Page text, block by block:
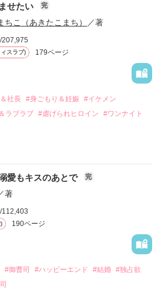
を抱いていた美桜。
かけに二人の関係は壊れてしまう。
美桜は両親の離婚によって
とも離れ離れになった。
たくないと思っていた哲平に
。
てしまった。
知った哲平は
』と真っ直ぐに告げてきた。
きという気持ちを隠すことなく
がストーカー被害に
居を提案してきて――。
)
せたい
完
ちこ（あきたこまち） ／著
207,975
スラブ) 179ページ
社長 #身ごもり＆妊娠 #イケメン
ラブラブ #虐げられヒロイン
#ワンナイト
職場でうまくいかなかった梅田美
ていたところ、日本人美青年と出会
りの関係となる。
でワンナイトした美青年と再会。
財閥御曹司にも関わらず、一族を離
業家、社内でも冷徹だと評判な社長
のだ――！
話係を命じられた美桜は、猫の世
の関係となってしまい――？
愛もキスのあとで 完
著
112,403
190ページ
#御曹司 #ハッピーエンド #結婚 #独占欲